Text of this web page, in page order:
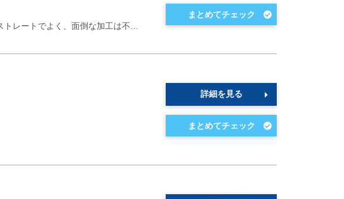
トレートでよく、面倒な加工は不…
詳細を見る